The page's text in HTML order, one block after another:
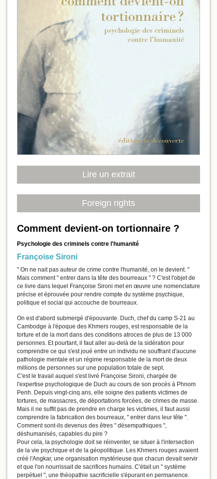
Lire un extrait
Foreign rights
Comment devient-on tortionnaire ?
Psychologie des criminels contre l'humanité
Françoise Sironi
" On ne nait pas auteur de crime contre l'humanité, on le devient. "
Mais comment " entrer dans la tête des bourreaux " ? C'est l'objet de
ce livre dans lequel Françoise Sironi met en œuvre une nomenclature
précise et éprouvée pour rendre compte du système psychique,
politique et social qui accouche de bourreaux.
On est d'abord submergé d'épouvante. Duch, chef du camp S-21 au
Cambodge à l'époque des Khmers rouges, est responsable de la
torture et de la mort dans des conditions atroces de plus de 13 000
personnes. Et pourtant, il faut aller au-delà de la sidération pour
comprendre ce qui s'est joué entre un individu ne souffrant d'aucune
pathologie mentale et un régime responsable de la mort de deux
millions de personnes sur une population totale de sept.
C'est le travail auquel s'est livré Françoise Sironi, chargée de
l'expertise psychologique de Duch au cours de son procès à Phnom
Penh. Depuis vingt-cinq ans, elle soigne des patients victimes de
tortures, de massacres, de déportations forcées, de crimes de masse.
Mais il ne suffit pas de prendre en charge les victimes, il faut aussi
comprendre la fabrication des bourreaux, " entrer dans leur tête ".
Comment sont-ils devenus des êtres " désempathiques ",
déshumanisés, capables du pire ?
Pour cela, la psychologie doit se réinventer, se situer à l'intersection
de la vie psychique et de la géopolitique. Les Khmers rouges avaient
créé l'Angkar, une organisation mystérieuse que chacun devait servir
et que l'on nourrissait de sacrifices humains. C'était un " système
perpétuel ", une théopathie sacrificielle s'épurant en permanence.